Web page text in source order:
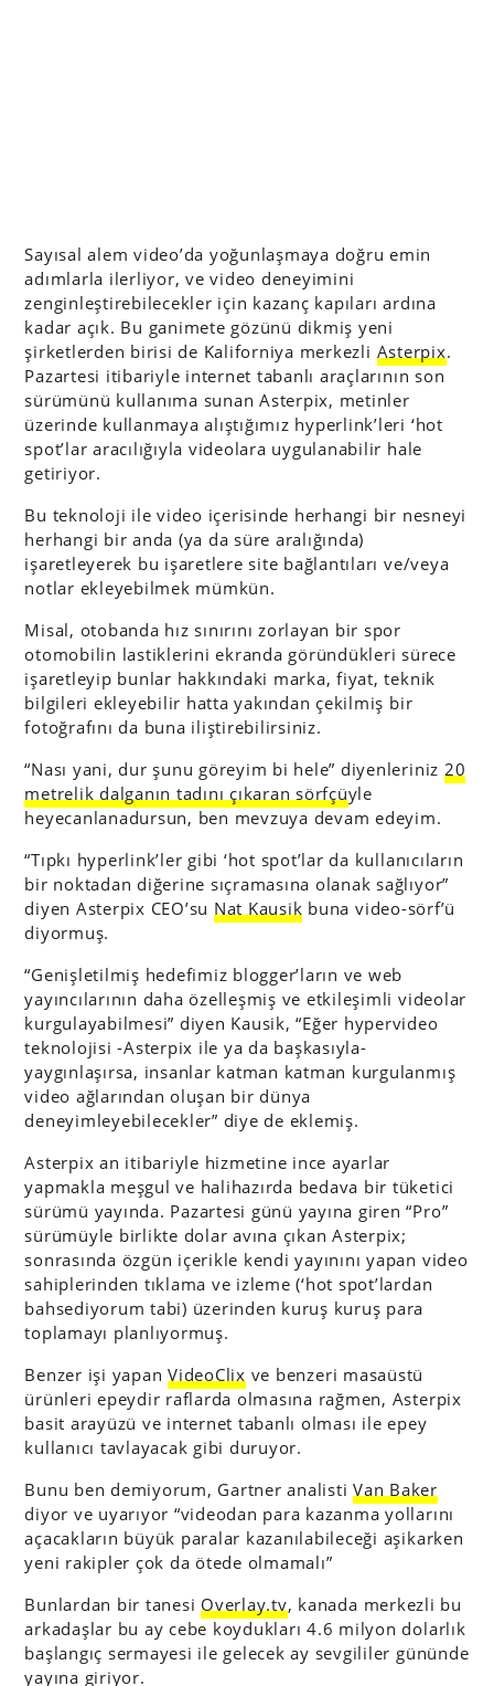
Sayısal alem video’da yoğunlaşmaya doğru emin
adımlarla ilerliyor, ve video deneyimini
zenginleştirebilecekler için kazanç kapıları ardına
kadar açık. Bu ganimete gözünü dikmiş yeni
şirketlerden birisi de Kaliforniya merkezli Asterpix.
Pazartesi itibariyle internet tabanlı araçlarının son
sürümünü kullanıma sunan Asterpix, metinler
üzerinde kullanmaya alıştığımız hyperlink’leri ‘hot
spot’lar aracılığıyla videolara uygulanabilir hale
getiriyor.
Bu teknoloji ile video içerisinde herhangi bir nesneyi
herhangi bir anda (ya da süre aralığında)
işaretleyerek bu işaretlere site bağlantıları ve/veya
notlar ekleyebilmek mümkün.
Misal, otobanda hız sınırını zorlayan bir spor
otomobilin lastiklerini ekranda göründükleri sürece
işaretleyip bunlar hakkındaki marka, fiyat, teknik
bilgileri ekleyebilir hatta yakından çekilmiş bir
fotoğrafını da buna iliştirebilirsiniz.
“Nası yani, dur şunu göreyim bi hele” diyenleriniz 20
metrelik dalganın tadını çıkaran sörfçüyle
heyecanlanadursun, ben mevzuya devam edeyim.
“Tıpkı hyperlink’ler gibi ‘hot spot’lar da kullanıcıların
bir noktadan diğerine sıçramasına olanak sağlıyor”
diyen Asterpix CEO’su Nat Kausik buna video-sörf’ü
diyormuş.
“Genişletilmiş hedefimiz blogger’ların ve web
yayıncılarının daha özelleşmiş ve etkileşimli videolar
kurgulayabilmesi” diyen Kausik, “Eğer hypervideo
teknolojisi -Asterpix ile ya da başkasıyla-
yaygınlaşırsa, insanlar katman katman kurgulanmış
video ağlarından oluşan bir dünya
deneyimleyebilecekler” diye de eklemiş.
Asterpix an itibariyle hizmetine ince ayarlar
yapmakla meşgul ve halihazırda bedava bir tüketici
sürümü yayında. Pazartesi günü yayına giren “Pro”
sürümüyle birlikte dolar avına çıkan Asterpix;
sonrasında özgün içerikle kendi yayınını yapan video
sahiplerinden tıklama ve izleme (‘hot spot’lardan
bahsediyorum tabi) üzerinden kuruş kuruş para
toplamayı planlıyormuş.
Benzer işi yapanVideoClix ve benzeri masaüstü
ürünleri epeydir raflarda olmasına rağmen, Asterpix
basit arayüzü ve internet tabanlı olması ile epey
kullanıcı tavlayacak gibi duruyor.
Bunu ben demiyorum, Gartner analistiVan Baker
diyor ve uyarıyor “videodan para kazanma yollarını
açacakların büyük paralar kazanılabileceği aşikarken
yeni rakipler çok da ötede olmamalı”
Bunlardan bir tanesi Overlay.tv, kanada merkezli bu
arkadaşlar bu ay cebe koydukları 4.6 milyon dolarlık
başlangıç sermayesi ile gelecek ay sevgililer gününde
yayına giriyor.